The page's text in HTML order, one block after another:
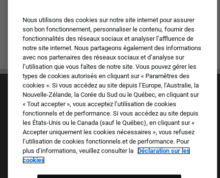
Culture et valeurs
Nos marques
FAQ
Nous utilisons des cookies sur notre site internet pour assurer
son bon fonctionnement, personnaliser le contenu, fournir des
fonctionnalités des réseaux sociaux et analyser l’affluence de
notre site internet. Nous partageons également des informations
avec nos partenaires des réseaux sociaux et d’analyse sur
l’utilisation que vous faîtes de notre site. Vous pouvez gérer les
types de cookies autorisés en cliquant sur « Paramètres des
cookies ». Si vous accédez au site depuis l’Europe, l’Australie, la
Nouvelle-Zélande, la Corée du Sud ou le Québec, en cliquant sur
« Tout accepter », vous acceptez l’utilisation de cookies
fonctionnels et de performance. Si vous accédez au site depuis
les États-Unis ou le Canada (sauf le Québec), en cliquant sur «
Accepter uniquement les cookies nécessaires », vous refusez
l’utilisation de cookies fonctionnels.et de performance. Pour
plus d’informations, veuillez consulter la Déclaration sur les
cookies